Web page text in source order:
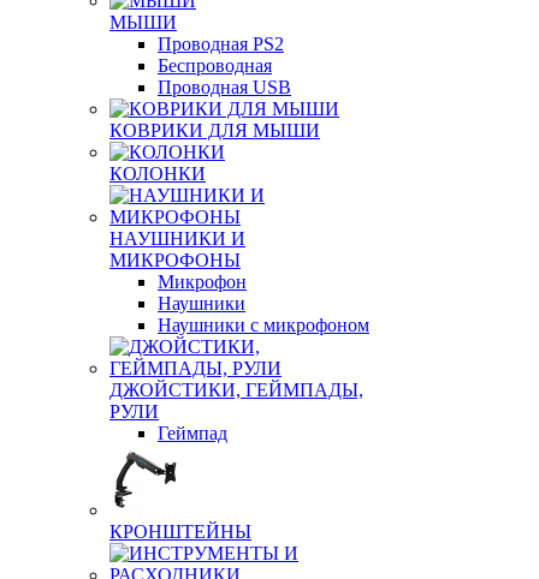
МЫШИ
Проводная PS2
Беспроводная
Проводная USB
КОВРИКИ ДЛЯ МЫШИ
КОЛОНКИ
НАУШНИКИ И
МИКРОФОНЫ
Микрофон
Наушники
Наушники с микрофоном
ДЖОЙСТИКИ, ГЕЙМПАДЫ,
РУЛИ
Геймпад
КРОНШТЕЙНЫ